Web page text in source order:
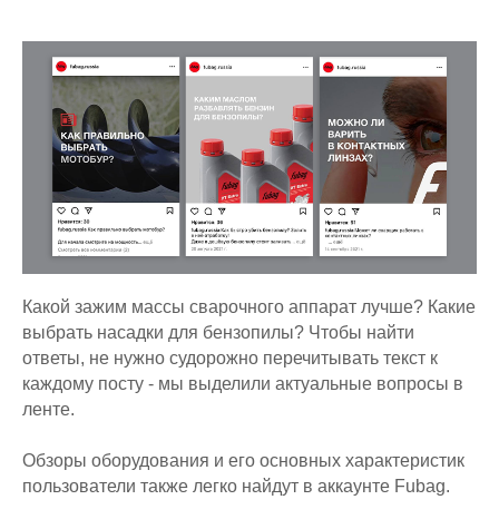
Какой зажим массы сварочного аппарат лучше? Какие
выбрать насадки для бензопилы? Чтобы найти
ответы, не нужно судорожно перечитывать текст к
каждому посту - мы выделили актуальные вопросы в
ленте.
Обзоры оборудования и его основных характеристик
пользователи также легко найдут в аккаунте Fubag.